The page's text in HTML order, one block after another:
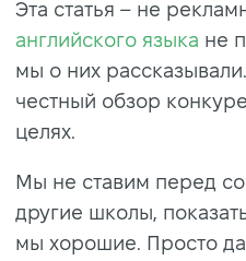
Эта статья – не
английского языка не
мы о них
честный обзор
целях.
Мы не ставим перед
другие школы,
мы хорошие. Просто